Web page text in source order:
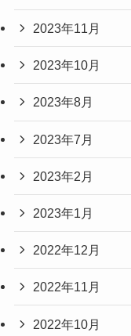
2023年11月
2023年10月
2023年8月
2023年7月
2023年2月
2023年1月
2022年12月
2022年11月
2022年10月